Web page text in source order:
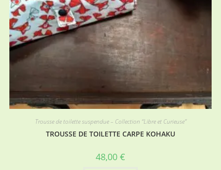
Trousse de toilette suspendue – Collection “Libre et Curieuse”
TROUSSE DE TOILETTE CARPE KOHAKU
48,00 €